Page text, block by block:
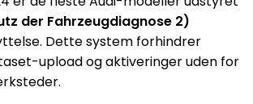
der Fahrzeugdiagnose 2)
Dette system forhindrer
upload og aktiveringer uden for